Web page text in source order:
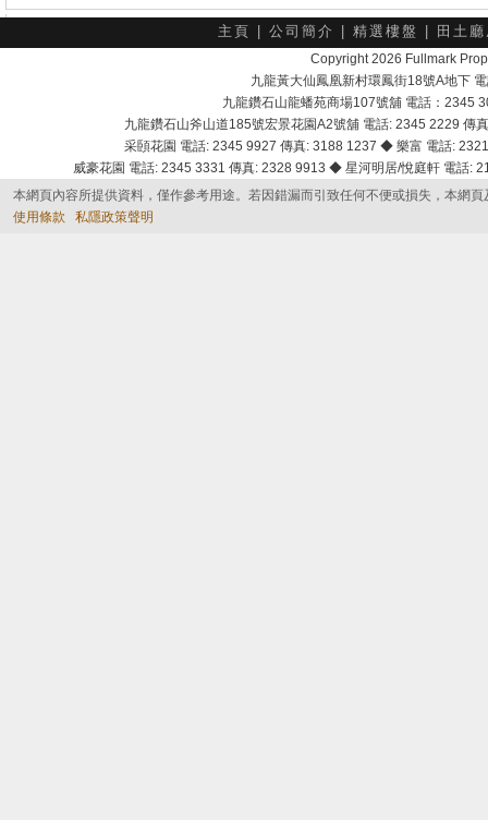
主頁 公司簡介 精選樓盤 田土
Copyright 2026 Fullmark
九龍黃大仙鳳凰新村環鳳街18號A地下
九龍鑽石山龍蟠苑商場107號舖 電話：2345
九龍鑽石山斧山道185號宏景花園A2號舖 電話: 2345 2229
采頣花園 電話: 2345 9927 傳真: 3188 1237 ◆ 樂富 電話:
威豪花園 電話: 2345 3331 傳真: 2328 9913 ◆ 星河明居/悅庭軒 電話
本網頁內容所提供資料，僅作參考用途。若因錯漏而引致任何不便或損失，本網
使用條款
私隱政策聲明